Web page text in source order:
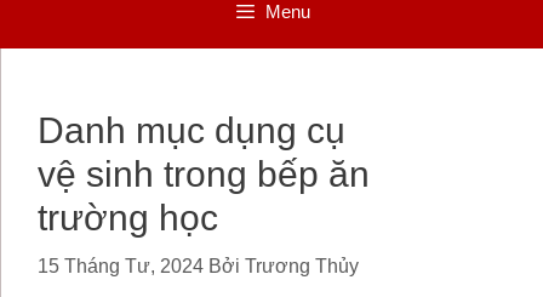
Menu
Danh mục dụng cụ
vệ sinh trong bếp ăn
trường học
15 Tháng Tư, 2024 Bởi Trương Thủy